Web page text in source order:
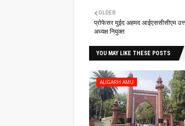
OLDER
प्रोफेसर मुईद अहमद आईएससीसीएम
अध्यक्ष नियुक्त
YOU MAY LIKE THESE POSTS
ALIGARH AMU